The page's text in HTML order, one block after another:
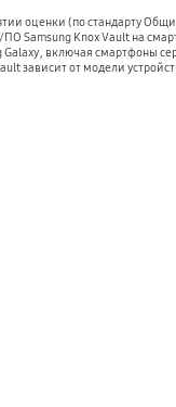
оценки (по стандарту
Samsung Knox Vault на
Galaxy, включая смартфоны
зависит от модели